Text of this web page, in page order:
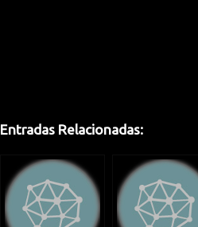
Entradas Relacionadas: